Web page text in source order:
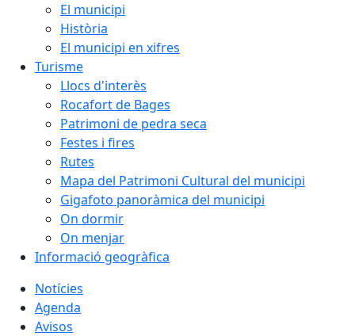
El municipi
Història
El municipi en xifres
Turisme
Llocs d'interès
Rocafort de Bages
Patrimoni de pedra seca
Festes i fires
Rutes
Mapa del Patrimoni Cultural del municipi
Gigafoto panoràmica del municipi
On dormir
On menjar
Informació geogràfica
Notícies
Agenda
Avisos